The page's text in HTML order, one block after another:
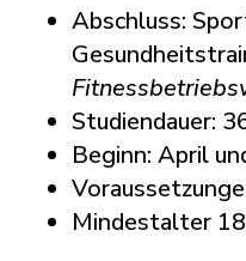
Abschluss:
Studiendauer:
Beginn: April
Mindestalter 18